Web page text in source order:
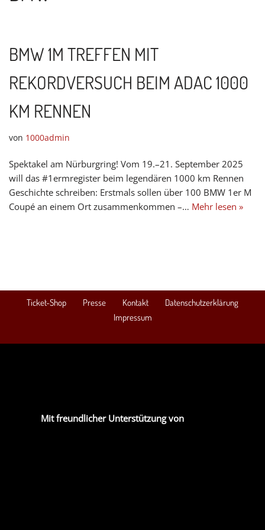
BMW 1M TREFFEN MIT
REKORDVERSUCH BEIM ADAC 1000
KM RENNEN
von 1000admin
Spektakel am Nürburgring! Vom 19.–21. September 2025
will das #1ermregister beim legendären 1000 km Rennen
Geschichte schreiben: Erstmals sollen über 100 BMW 1er M
Coupé an einem Ort zusammenkommen –… Mehr lesen »
Ticket-Shop Presse Kontakt
Datenschutzerklärung
Impressum
Mit freundlicher Unterstützung von